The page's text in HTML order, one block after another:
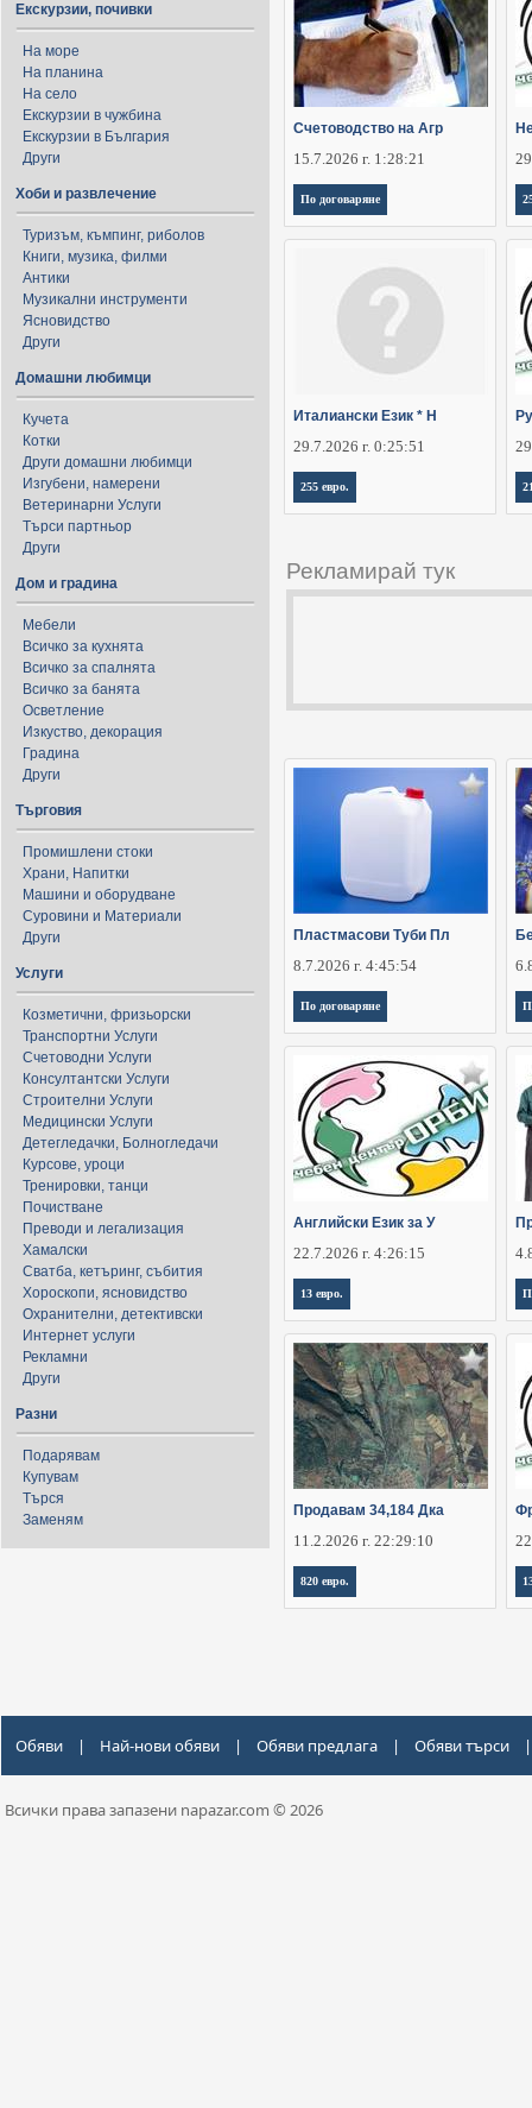
Екскурзии, почивки
На море
На планина
На село
Екскурзии в чужбина
Екскурзии в България
Други
Хоби и развлечение
Туризъм, къмпинг, риболов
Книги, музика, филми
Антики
Музикални инструменти
Ясновидство
Други
Домашни любимци
Кучета
Котки
Други домашни любимци
Изгубени, намерени
Ветеринарни Услуги
Търси партньор
Други
Дом и градина
Мебели
Всичко за кухнята
Всичко за спалнята
Всичко за банята
Осветление
Изкуство, декорация
Градина
Други
Търговия
Промишлени стоки
Храни, Напитки
Машини и оборудване
Суровини и Материали
Други
Услуги
Козметични, фризьорски
Транспортни Услуги
Счетоводни Услуги
Консултантски Услуги
Строителни Услуги
Медицински Услуги
Детегледачки, Болногледачи
Курсове, уроци
Тренировки, танци
Почистване
Преводи и легализация
Хамалски
Сватба, кетъринг, събития
Хороскопи, ясновидство
Охранителни, детективски
Интернет услуги
Рекламни
Други
Разни
Подарявам
Купувам
Търся
Заменям
Счетоводство на Агр
15.7.2026 г. 1:28:21
По договаряне
Италиански Език * Н
29.7.2026 г. 0:25:51
255 евро.
Рекламирай тук
Пластмасови Туби Пл
8.7.2026 г. 4:45:54
По договаряне
Английски Език за У
22.7.2026 г. 4:26:15
13 евро.
Продавам 34,184 Дка
11.2.2026 г. 22:29:10
820 евро.
Обяви | Най-нови обяви | Обяви предлага | Обяви търси |
Всички права запазени napazar.com © 2026